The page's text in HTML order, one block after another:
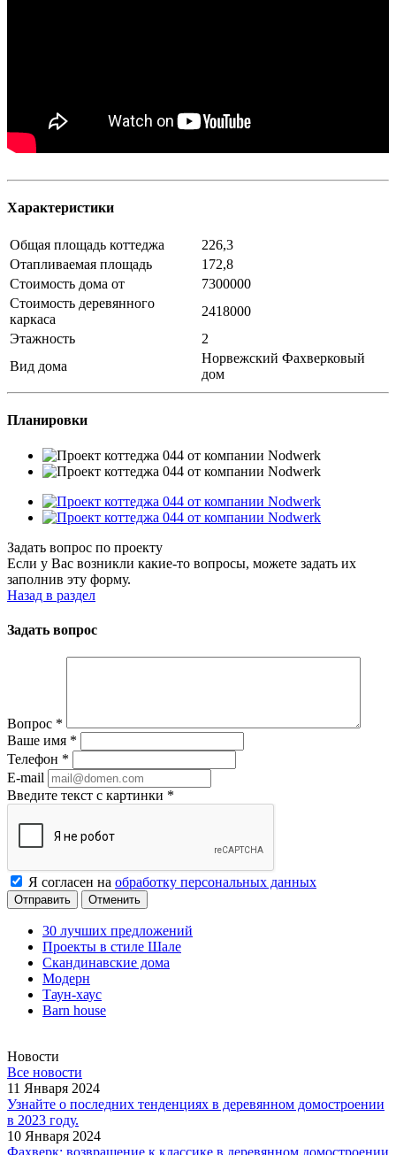
Характеристики
Общая площадь коттеджа
226,3
Отапливаемая площадь
172,8
Стоимость дома от
7300000
Стоимость деревянного
каркаса
2418000
Этажность
2
Вид дома
Норвежский Фахверковый
дом
Планировки
Задать вопрос по проекту
Если у Вас возникли какие-то вопросы, можете задать их
заполнив эту форму.
Назад в раздел
Задать вопрос
Вопрос *
Ваше имя *
Телефон *
E-mail
Введите текст с картинки *
Я согласен на обработку персональных данных
Отменить
30 лучших предложений
Проекты в стиле Шале
Скандинавские дома
Модерн
Таун-хаус
Barn house
Новости
Все новости
11 Января 2024
Узнайте о последних тенденциях в деревянном домостроении
в 2023 году.
10 Января 2024
Фахверк: возвращение к классике в деревянном домостроении